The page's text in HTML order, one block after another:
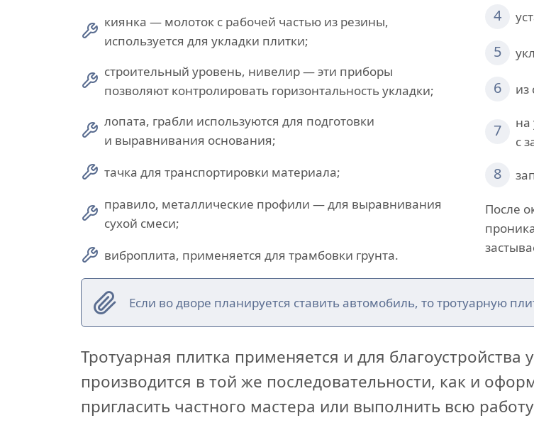
киянка — молоток с рабочей частью из резины,
используется для укладки плитки;
строительный уровень, нивелир — эти приборы
позволяют контролировать горизонтальность укладки;
лопата, грабли используются для подготовки
и выравнивания основания;
тачка для транспортировки материала;
правило, металлические профили — для выравнивания
сухой смеси;
виброплита, применяется для трамбовки грунта.
4
5
6 из
7
на
с
8
После
Если во дворе планируется ставить автомобиль, то тротуарную
Тротуарная плитка применяется и для
производится в той же последовательности, как и
пригласить частного мастера или выполнить всю